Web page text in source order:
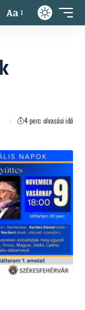
Aa
4 perc olvasási idő